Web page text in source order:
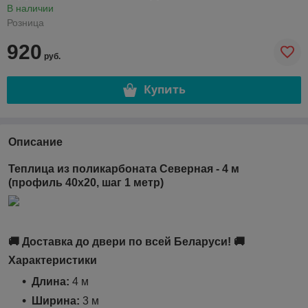
В наличии
Розница
920 руб.
Купить
Описание
Теплица из поликарбоната Северная - 4 м
(профиль 40х20, шаг 1 метр)
🚚 Доставка до двери по всей Беларуси! 🚚
Характеристики
Длина: 4 м
Ширина: 3 м